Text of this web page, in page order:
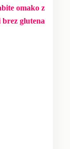
omako z
brez glutena